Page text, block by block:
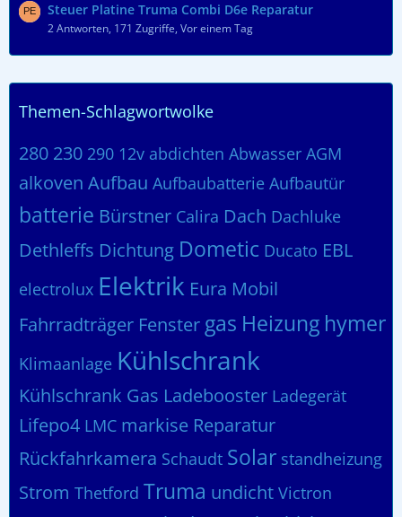
Steuer Platine Truma Combi D6e Reparatur
2 Antworten, 171 Zugriffe, Vor einem Tag
Themen-Schlagwortwolke
280 230 290 12v abdichten Abwasser AGM
alkoven Aufbau Aufbaubatterie Aufbautür
batterie Bürstner Calira Dach Dachluke
Dethleffs Dichtung Dometic Ducato EBL
electrolux Elektrik Eura Mobil
Fahrradträger Fenster gas Heizung hymer
Klimaanlage Kühlschrank
Kühlschrank Gas Ladebooster Ladegerät
Lifepo4 LMC markise Reparatur
Rückfahrkamera Schaudt Solar standheizung
Strom Thetford Truma undicht Victron